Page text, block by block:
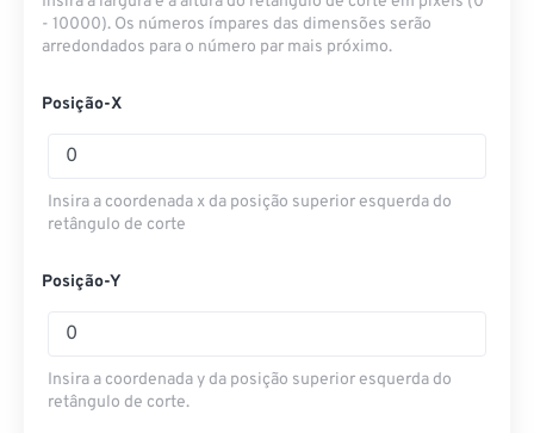
- 10000). Os números ímpares das dimensões serão
arredondados para o número par mais próximo.
Posição-X
Insira a coordenada x da posição superior esquerda do
retângulo de corte
Posição-Y
Insira a coordenada y da posição superior esquerda do
retângulo de corte.